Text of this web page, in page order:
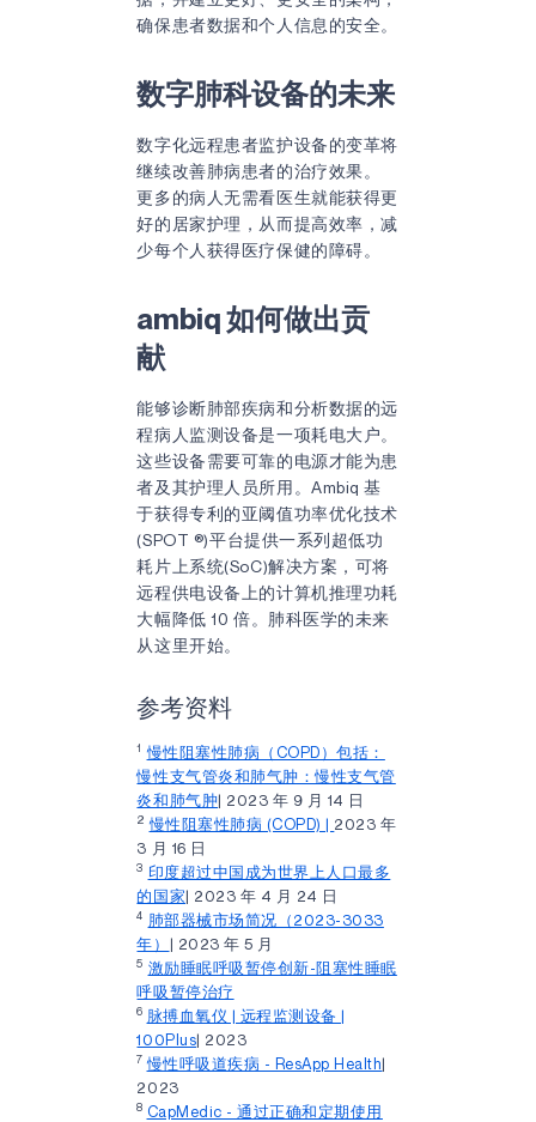
确保患者数据和个人信息的安全。
数字肺科设备的未来
数字化远程患者监护设备的变革将
继续改善肺病患者的治疗效果。
更多的病人无需看医生就能获得更
好的居家护理，从而提高效率，减
少每个人获得医疗保健的障碍。
ambiq 如何做出贡
献
能够诊断肺部疾病和分析数据的远
程病人监测设备是一项耗电大户。
这些设备需要可靠的电源才能为患
者及其护理人员所用。Ambiq 基
于获得专利的亚阈值功率优化技术
(SPOT ®)平台提供一系列超低功
耗 片上系统(SoC)解决方案，可将
远程供电设备上的计算机推理功耗
大幅降低 10 倍。肺科医学的未来
从这里开始。
参考资料
1 慢性阻塞性肺病（COPD）包括：
慢性支气管炎和肺气肿：慢性支气管
炎和肺气肿| 2023 年 9 月 14 日
2 慢性阻塞性肺病 (COPD) | 2023 年
3 月 16 日
3 印度超过中国成为世界上人口最多
的国家| 2023 年 4 月 24 日
4 肺部器械市场简况（2023-3033
年） | 2023 年 5 月
5 激励睡眠呼吸暂停创新-阻塞性睡眠
呼吸暂停治疗
6 脉搏血氧仪 | 远程监测设备 |
100Plus| 2023
7 慢性呼吸道疾病 - ResApp Health|
2023
8 CapMedic - 通过正确和定期使用